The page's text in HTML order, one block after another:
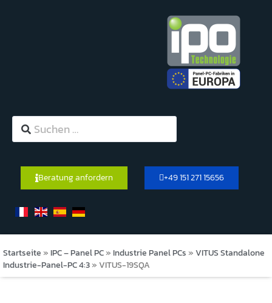
Beratung anfordern +49 151 271 15656
Startseite » IPC – Panel PC » Industrie Panel PCs » VITUS Standalone
Industrie-Panel-PC 4:3 » VITUS-19SQA